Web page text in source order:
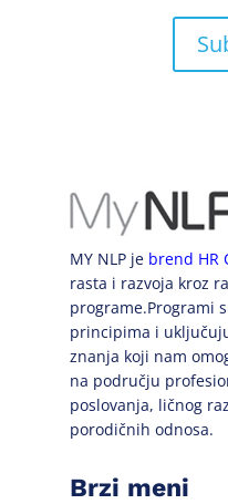
MY NLP je brend HR
rasta i razvoja kroz
programe.Programi
principima i
znanja koji nam
na području
poslovanja, ličnog
porodičnih odnosa.
Brzi meni